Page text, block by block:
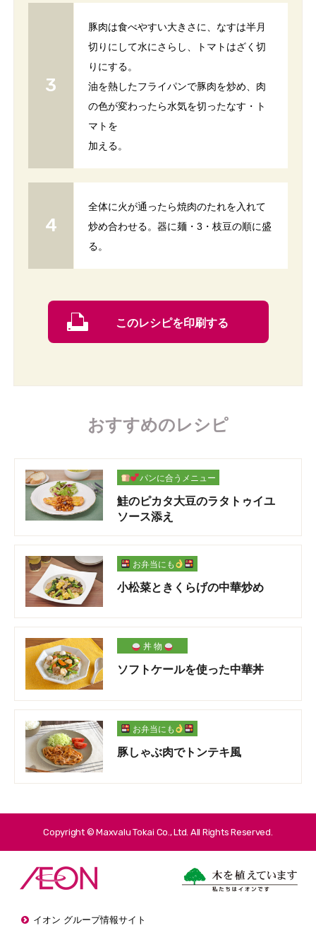
豚肉は食べやすい大きさに、なすは半月
切りにして水にさらし、トマトはざく切
りにする。
油を熱したフライパンで豚肉を炒め、肉
の色が変わったら水気を切ったなす・ト
マトを
加える。
全体に火が通ったら焼肉のたれを入れて
炒め合わせる。器に麺・3・枝豆の順に盛
る。
このレシピを印刷する
おすすめのレシピ
パンに合うメニュー
鮭のピカタ大豆のラタトゥイユ
ソース添え
お弁当にも
小松菜ときくらげの中華炒め
丼 物
ソフトケールを使った中華丼
お弁当にも
豚しゃぶ肉でトンテキ風
Copyright © Maxvalu Tokai Co., Ltd. All Rights Reserved.
イオン グループ情報サイト